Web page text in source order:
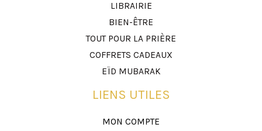
LIBRAIRIE
BIEN-ÊTRE
TOUT POUR LA PRIÈRE
COFFRETS CADEAUX
EÏD MUBARAK
LIENS UTILES
MON COMPTE